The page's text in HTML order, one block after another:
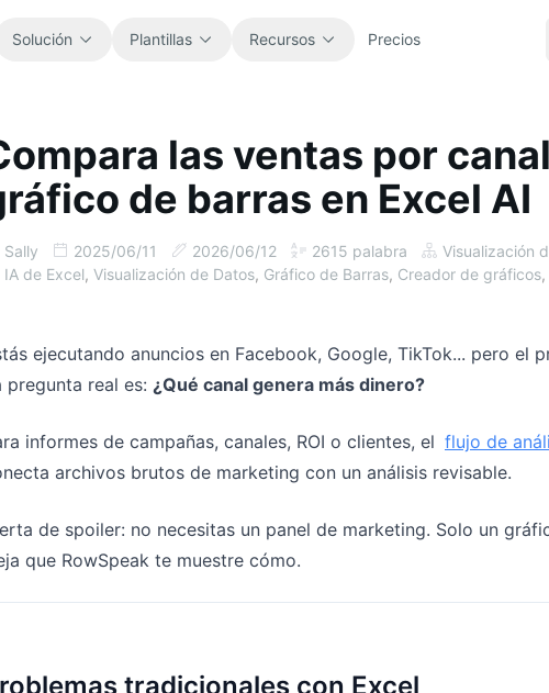
Solución Plantillas
Todo
Explora todas las plantillas de hoja de
cálculo listas para usar.
Finanzas
Operaciones
Ventas
seguimiento de ingresos.
Recursos
Blog
Novedades del producto, ejemplos e
ideas de flujo de trabajo.
Guías
Documentación
Biblioteca de prompts
limpieza de datos.
Precios
las ventas por
de barras en Excel AI
Sally 2025/06/11 2026/06/12 2615 palabra
Visualización
IA de Excel, Visualización de Datos, Gráfico de Barras, Creador de gráficos,
ejecutando anuncios en Facebook, Google, TikTok... pero el
pregunta real es: ¿Qué canal genera más dinero?
informes de campañas, canales, ROI o clientes, el flujo de
archivos brutos de marketing con un análisis revisable.
de spoiler: no necesitas un panel de marketing. Solo un
que RowSpeak te muestre cómo.
tradicionales con Excel